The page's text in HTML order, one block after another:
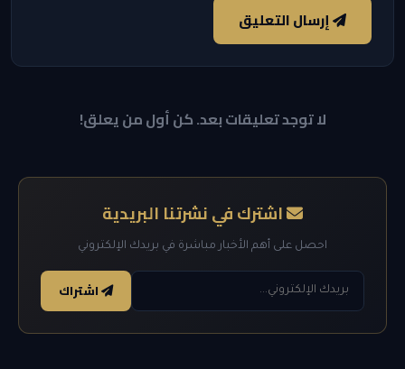
إرسال التعليق
لا توجد تعليقات بعد. كن أول من يعلق!
اشترك في نشرتنا البريدية
احصل على أهم الأخبار مباشرة في بريدك الإلكتروني
اشتراك